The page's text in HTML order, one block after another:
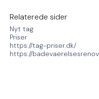
Relaterede sider
Nyt tag
Priser
https://tag-priser.dk/
https://